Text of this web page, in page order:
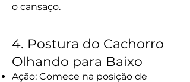
o cansaço.
4. Postura do Cachorro
Olhando para Baixo
Ação: Comece na posição de